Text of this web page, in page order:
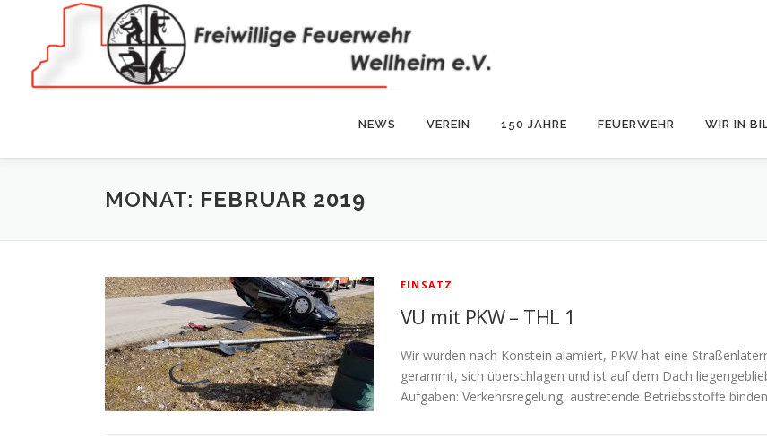
springen
NEWS VEREIN 150 JAHRE FEUERWEHR WIR IN
MONAT: FEBRUAR 2019
EINSATZ
VU mit PKW – THL 1
Wir wurden nach Konstein alamiert, PKW hat eine
gerammt, sich überschlagen und ist auf dem Dach
Aufgaben: Verkehrsregelung, austretende Betriebsstoffe